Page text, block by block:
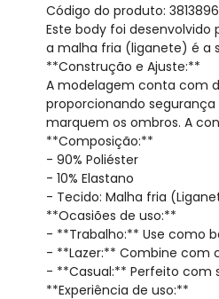
Código do produto: 3813896
Este body foi
a malha fria (liganete) é a
**Construção e Ajuste:**
A modelagem conta com
proporcionando
marquem os ombros. A
**Composição:**
- 90% Poliéster
- 10% Elastano
- Tecido: Malha fria
**Ocasiões de uso:**
- **Trabalho:** Use como
- **Lazer:** Combine com
- **Casual:** Perfeito com
**Experiência de uso:**